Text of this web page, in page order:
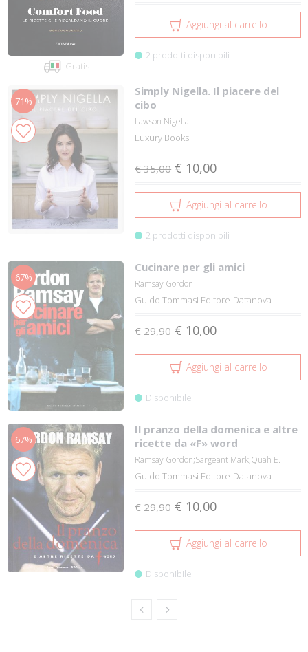
Gratis
Aggiungi al carrello
2 prodotti disponibili
71%
Simply Nigella. Il piacere del
cibo
Lawson Nigella
Luxury Books
€ 35,00 € 10,00
Aggiungi al carrello
2 prodotti disponibili
67%
Cucinare per gli amici
Ramsay Gordon
Guido Tommasi Editore-Datanova
€ 29,90 € 10,00
Aggiungi al carrello
Disponibile
67%
Il pranzo della domenica e altre
ricette da «F» word
Ramsay Gordon;Sargeant Mark;Quah E.
Guido Tommasi Editore-Datanova
€ 29,90 € 10,00
Aggiungi al carrello
Disponibile